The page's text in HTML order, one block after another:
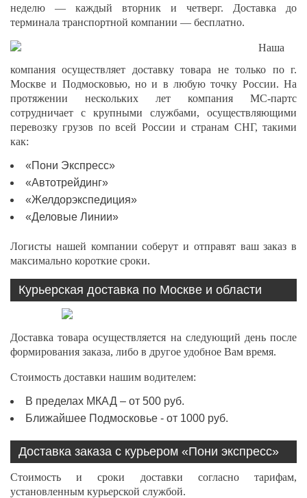
неделю — каждый вторник и четверг. Доставка до
терминала транспортной компании — бесплатно.
Наша
компания осуществляет доставку товара не только по г.
Москве и Подмосковью, но и в любую точку России. На
протяжении нескольких лет компания МС-партс
сотрудничает с крупными службами, осуществляющими
перевозку грузов по всей России и странам СНГ, такими
как:
«Пони Экспресс»
«Автотрейдинг»
«Желдорэкспедиция»
«Деловые Линии»
Логисты нашей компании соберут и отправят ваш заказ в
максимально короткие сроки.
Курьерская доставка по Москве и области
Доставка товара осуществляется на следующий день после
формирования заказа, либо в другое удобное Вам время.
Стоимость доставки нашим водителем:
В пределах МКАД – от 500 руб.
Ближайшее Подмосковье - от 1000 руб.
Доставка заказа с курьером «Пони экспресс»
Стоимость и сроки доставки согласно тарифам,
установленным курьерской службой.